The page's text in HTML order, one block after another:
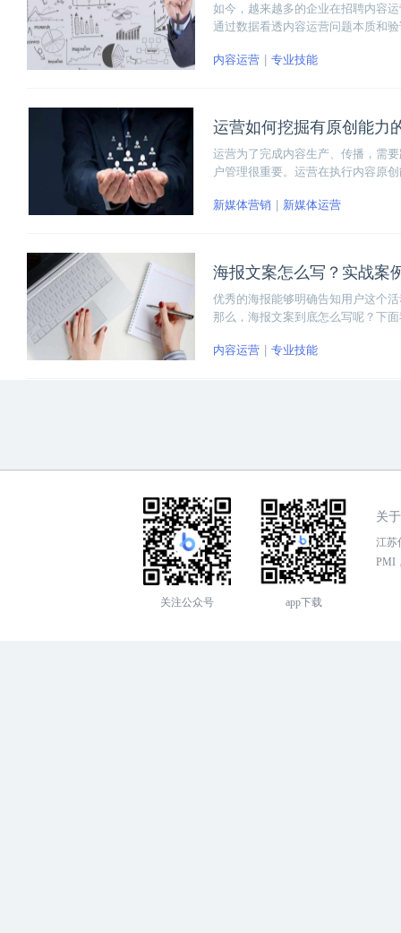
如今，越来越多的企业在招聘内容
通过数据看透内容运营问题本质和
内容运营
专业技能
运营如何挖掘有原创能力
运营为了完成内容生产、传播，需
户管理很重要。运营在执行内容原
新媒体营销
新媒体运营
海报文案怎么写？实战案
优秀的海报能够明确告知用户这个
那么，海报文案到底怎么写呢？下
内容运营
专业技能
关注公众号 app下载
关
江苏
PMI